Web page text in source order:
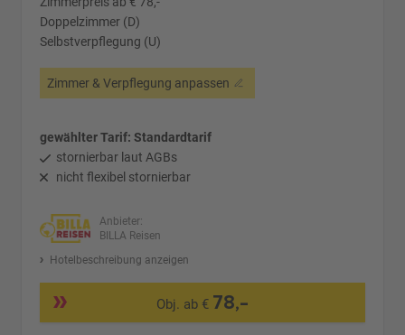
Doppelzimmer (D)
Selbstverpflegung (U)
Zimmer & Verpflegung anpassen
gewählter Tarif: Standardtarif
stornierbar laut AGBs
nicht flexibel stornierbar
Anbieter:
BILLA Reisen
Hotelbeschreibung anzeigen
Obj. ab € 78,-